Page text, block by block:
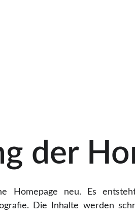
der
Homepage neu. Es
Die Inhalte werden